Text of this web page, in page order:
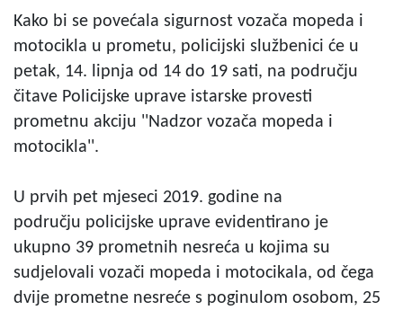
Kako bi se povećala sigurnost vozača mopeda i
motocikla u prometu, policijski službenici će u
petak, 14. lipnja od 14 do 19 sati, na području
čitave Policijske uprave istarske provesti
prometnu akciju ''Nadzor vozača mopeda i
motocikla''.
U prvih pet mjeseci 2019. godine na
području policijske uprave evidentirano je
ukupno 39 prometnih nesreća u kojima su
sudjelovali vozači mopeda i motocikala, od čega
dvije prometne nesreće s poginulom osobom, 25